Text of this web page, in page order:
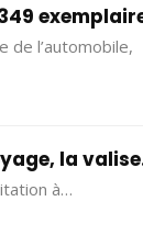
de l’automobile,
la
à…